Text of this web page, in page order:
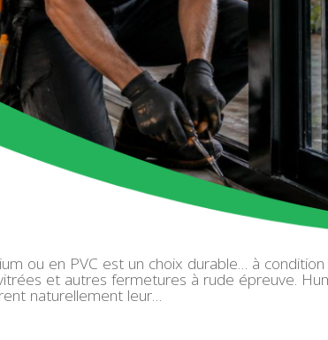
ou en PVC est un choix durable… à
et autres fermetures à rude épreuve.
naturellement leur…